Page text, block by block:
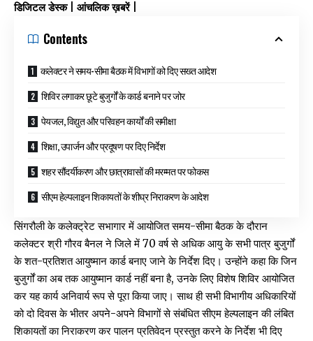
डिजिटल डेस्क | आंचलिक ख़बरें |
Contents
कलेक्टर ने समय-सीमा बैठक में विभागों को दिए सख्त आदेश
शिविर लगाकर छूटे बुजुर्गों के कार्ड बनाने पर जोर
पेयजल, विद्युत और परिवहन कार्यों की समीक्षा
शिक्षा, उपार्जन और प्रदूषण पर दिए निर्देश
शहर सौंदर्यीकरण और छात्रावासों की मरम्मत पर फोकस
सीएम हेल्पलाइन शिकायतों के शीघ्र निराकरण के आदेश
सिंगरौली के कलेक्ट्रेट सभागार में आयोजित समय-सीमा बैठक के दौरान
कलेक्टर श्री गौरव बैनल ने जिले में 70 वर्ष से अधिक आयु के सभी पात्र बुजुर्गों
के शत-प्रतिशत आयुष्मान कार्ड बनाए जाने के निर्देश दिए। उन्होंने कहा कि जिन
बुजुर्गों का अब तक आयुष्मान कार्ड नहीं बना है, उनके लिए विशेष शिविर आयोजित
कर यह कार्य अनिवार्य रूप से पूरा किया जाए। साथ ही सभी विभागीय अधिकारियों
को दो दिवस के भीतर अपने-अपने विभागों से संबंधित सीएम हेल्पलाइन की लंबित
शिकायतों का निराकरण कर पालन प्रतिवेदन प्रस्तुत करने के निर्देश भी दिए